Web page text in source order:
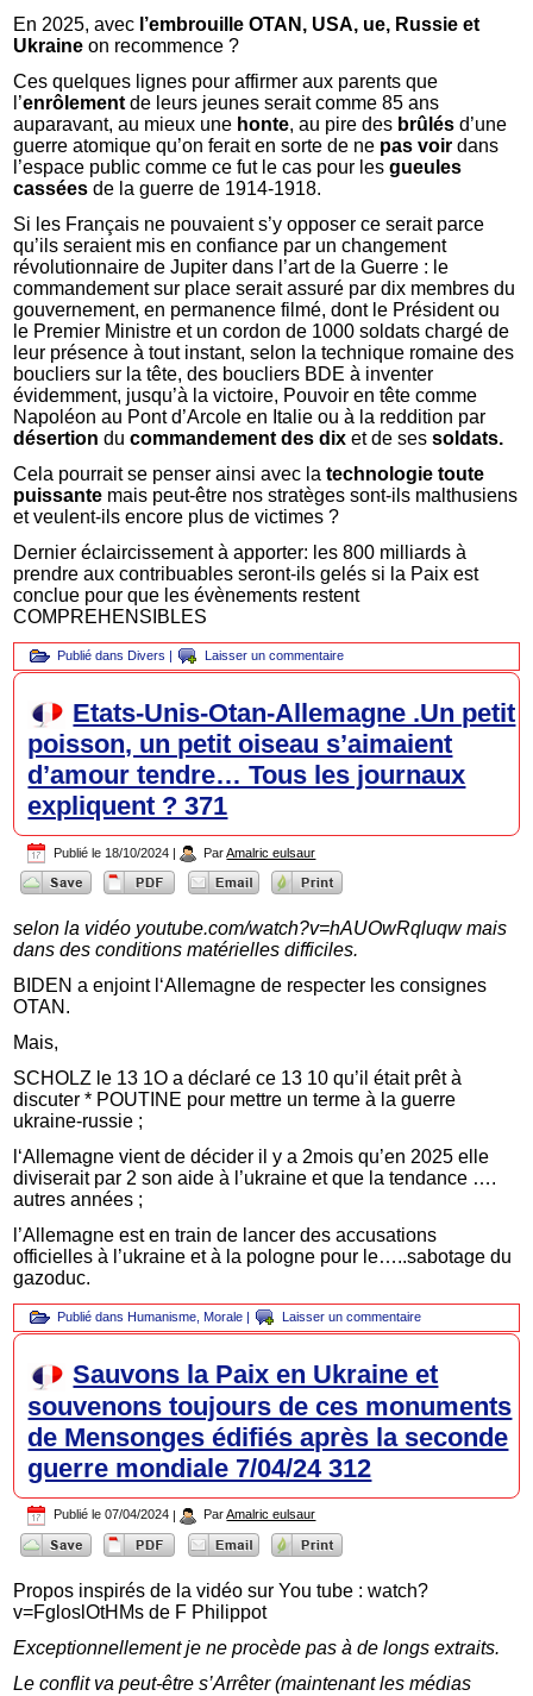
En 2025, avec l’embrouille OTAN, USA, ue, Russie et
Ukraine on recommence ?
Ces quelques lignes pour affirmer aux parents que
l’enrôlement de leurs jeunes serait comme 85 ans
auparavant, au mieux une honte, au pire des brûlés d’une
guerre atomique qu’on ferait en sorte de ne pas voir dans
l’espace public comme ce fut le cas pour lesgueules
cassées de la guerre de 1914-1918.
Si les Français ne pouvaient s’y opposer ce serait parce
qu’ils seraient mis en confiance par un changement
révolutionnaire de Jupiter dans l’art de la Guerre : le
commandement sur place serait assuré par dix membres du
gouvernement, en permanence filmé, dont le Président ou
le Premier Ministre et un cordon de 1000 soldats chargé de
leur présence à tout instant, selon la technique romaine des
boucliers sur la tête, des boucliers BDE à inventer
évidemment, jusqu’à la victoire, Pouvoir en tête comme
Napoléon au Pont d’Arcole en Italie ou à la reddition par
désertion ducommandement des dix et de sessoldats.
Cela pourrait se penser ainsi avec latechnologie toute
puissante mais peut-être nos stratèges sont-ils malthusiens
et veulent-ils encore plus de victimes ?
Dernier éclaircissement à apporter: les 800 milliards à
prendre aux contribuables seront-ils gelés si la Paix est
conclue pour que les évènements restent
COMPREHENSIBLES
Publié dans Divers | Laisser un commentaire
Etats-Unis-Otan-Allemagne .Un petit
poisson, un petit oiseau s’aimaient
d’amour tendre… Tous les journaux
expliquent ? 371
Publié le 18/10/2024 | Par Amalric eulsaur
selon la vidéo youtube.com/watch?v=hAUOwRqluqw mais
dans des conditions matérielles difficiles.
BIDEN a enjoint l‘Allemagne de respecter les consignes
OTAN.
Mais,
SCHOLZ le 13 1O a déclaré ce 13 10 qu’il était prêt à
discuter * POUTINE pour mettre un terme à la guerre
ukraine-russie ;
l‘Allemagne vient de décider il y a 2mois qu’en 2025 elle
diviserait par 2 son aide à l’ukraine et que la tendance ….
autres années ;
l’Allemagne est en train de lancer des accusations
officielles à l’ukraine et à la pologne pour le…..sabotage du
gazoduc.
Publié dans Humanisme Morale Laisser un commentaire
Sauvons la Paix en Ukraine et
souvenons toujours de ces monuments
de Mensonges édifiés après la seconde
guerre mondiale 7/04/24 312
Publié le 07/04/2024 | Par Amalric eulsaur
Propos inspirés de la vidéo sur You tube : watch?
v=FgloslOtHMs de F Philippot
Exceptionnellement je ne procède pas à de longs extraits.
Le conflit va peut-être s’Arrêter (maintenant les médias